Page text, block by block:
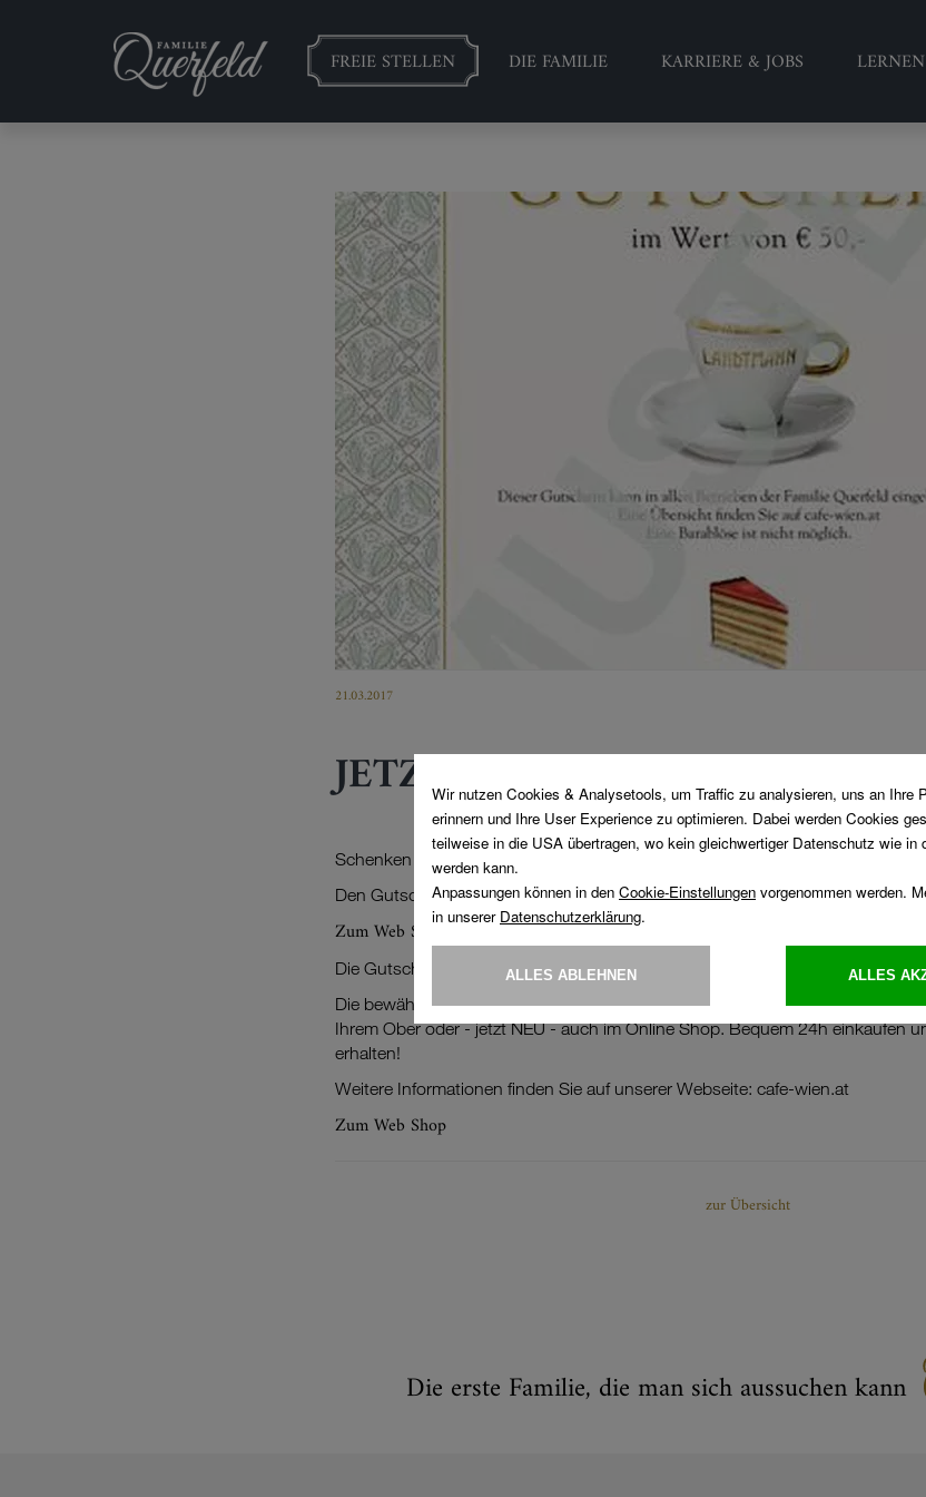
FREIE STELLEN DIE FAMILIE KARRIERE & JOBS
21.03.2017
JETZT NEU: SOFORT-
Schenken Sie Genuss mit unserem Print@Home-Wertgutschein!
Den Gutschein erhalten Sie sofort nach Kauf als PDF per E-Mail zugesandt.
Zum Web Shop
Die Gutscheincard und der Print@Home Gutschein sind in allen
Die bewährte Café? Genuss! Gutscheincard gibt es natürlich auch weiterhin:
Ihrem Ober oder - jetzt NEU - auch im Online Shop. Bequem 24h einkaufen
erhalten!
Weitere Informationen finden Sie auf unserer Webseite: cafe-wien.at
Zum Web Shop
zur Übersicht
Die erste Familie, die man sich aussuchen kann